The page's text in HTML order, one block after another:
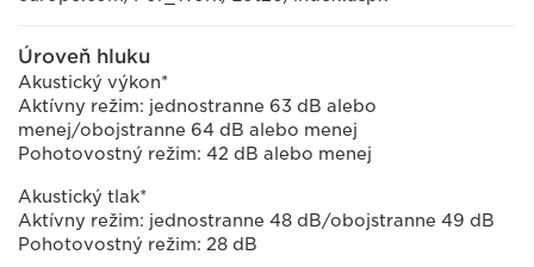
Úroveň hluku
Akustický výkon*
Aktívny režim: jednostranne 63 dB alebo
menej/obojstranne 64 dB alebo menej
Pohotovostný režim: 42 dB alebo menej
Akustický tlak*
Aktívny režim: jednostranne 48 dB/obojstranne 49 dB
Pohotovostný režim: 28 dB